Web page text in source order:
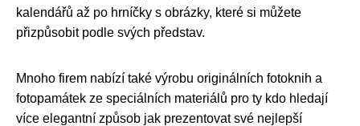
kalendářů až po hrníčky s obrázky, které si můžete
přizpůsobit podle svých představ.
Mnoho firem nabízí také výrobu originálních fotoknih a
fotopamátek ze speciálních materiálů pro ty kdo hledají
více elegantní způsob jak prezentovat své nejlepší